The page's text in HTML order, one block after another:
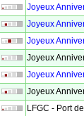
Joyeux
Joyeux
Joyeux
Joyeux
Joyeux
Joyeux
LFGC - Port